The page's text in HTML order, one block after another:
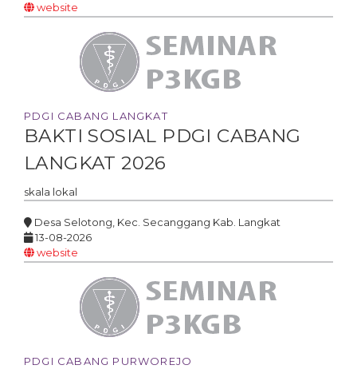
website
PDGI CABANG LANGKAT
BAKTI SOSIAL PDGI CABANG
LANGKAT 2026
skala lokal
Desa Selotong, Kec. Secanggang Kab. Langkat
13-08-2026
website
PDGI CABANG PURWOREJO